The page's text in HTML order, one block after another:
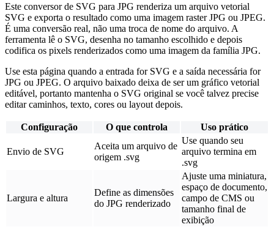
Este conversor de SVG para JPG renderiza um arquivo vetorial
SVG e exporta o resultado como uma imagem raster JPG ou JPEG.
É uma conversão real, não uma troca de nome do arquivo. A
ferramenta lê o SVG, desenha no tamanho escolhido e depois
codifica os pixels renderizados como uma imagem da família JPG.
Use esta página quando a entrada for SVG e a saída necessária for
JPG ou JPEG. O arquivo baixado deixa de ser um gráfico vetorial
editável, portanto mantenha o SVG original se você talvez precise
editar caminhos, texto, cores ou layout depois.
Configuração O que controla Uso prático
Envio de SVG
Aceita um arquivo de
origem .svg
Use quando seu
arquivo termina em
.svg
Largura e altura
Define as dimensões
do JPG renderizado
Ajuste uma miniatura,
espaço de documento,
campo de CMS ou
tamanho final de
exibição